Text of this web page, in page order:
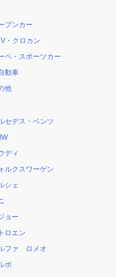
プンカー
・クロカン
ペ・スポーツカー
動車
他
セデス・ベンツ
ディ
ルクスワーゲン
シェ
ョー
ロエン
ファ ロメオ
ボ